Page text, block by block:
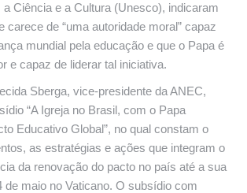
a Ciência e a Cultura (Unesco), indicaram
carece de “uma autoridade moral” capaz
mundial pela educação e que o Papa é
e capaz de liderar tal iniciativa.
Sberga, vice-presidente da ANEC,
“A Igreja no Brasil, com o Papa
Educativo Global”, no qual constam o
as estratégias e ações que integram o
da renovação do pacto no país até a sua
de maio no Vaticano. O subsídio com